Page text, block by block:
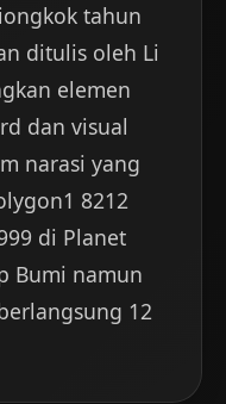
tahun
ditulis oleh Li
elemen
dan visual
narasi yang
8212
di Planet
Bumi namun
12